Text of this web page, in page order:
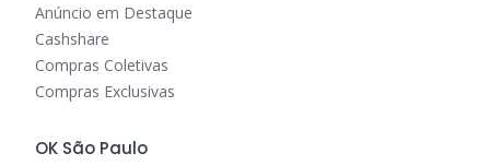
Anúncio em Destaque
Cashshare
Compras Coletivas
Compras Exclusivas
OK São Paulo